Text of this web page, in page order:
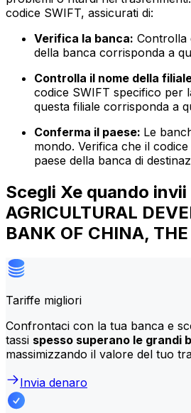
codice SWIFT, assicurati di:
Verifica la banca: Controlla
della banca corrisponda a
Controlla il nome della
codice SWIFT specifico per
questa filiale corrisponda a
Conferma il paese: Le
mondo. Verifica che il
paese della banca di
Scegli Xe quando invii
AGRICULTURAL
BANK OF CHINA, THE
Tariffe migliori
Confrontaci con la tua banca e
tassi spesso superano le grandi
massimizzando il valore del tuo
Invia denaro